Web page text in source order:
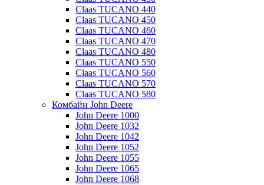
Claas TUCANO 440
Claas TUCANO 450
Claas TUCANO 460
Claas TUCANO 470
Claas TUCANO 480
Claas TUCANO 550
Claas TUCANO 560
Claas TUCANO 570
Claas TUCANO 580
Комбайн John Deere
John Deere 1000
John Deere 1032
John Deere 1042
John Deere 1052
John Deere 1055
John Deere 1065
John Deere 1068